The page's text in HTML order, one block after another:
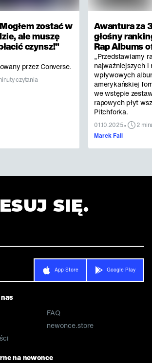
zostać w
ale muszę
czynsz!”
przez Converse.
czytania
Awantura za
głośny
Rap Albums
„Przedstawiamy
najważniejszych i
wpływowych
amerykańskiej
we wstępie
rapowych płyt
Pitchforka.
01.10.2025•
2
Marek Fall
SIĘ.
App Store Google Play
FAQ
newonce.store
na newonce